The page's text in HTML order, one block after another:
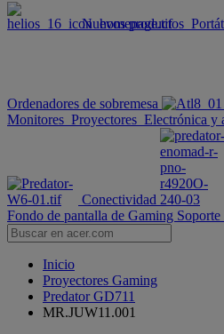
Nuevos productos
Ordenadores de sobremesa
Monitores Proyectores Electrónica y
Conectividad
Fondo de pantalla de Gaming Soporte
Inicio
Proyectores Gaming
Predator GD711
MR.JUW11.001